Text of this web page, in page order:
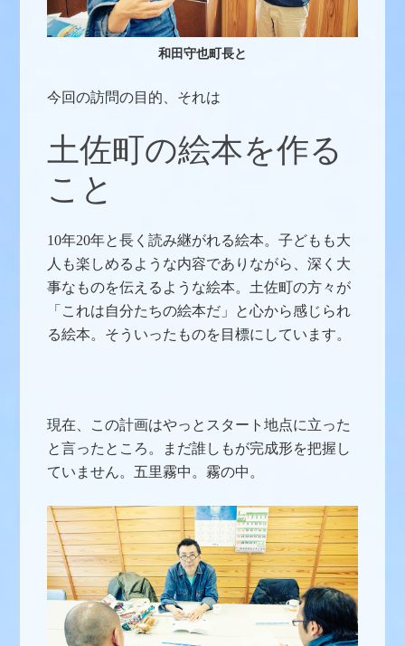
和田守也町長と
今回の訪問の目的、それは
土佐町の絵本を作る
こと
10年20年と長く読み継がれる絵本。子どもも大
人も楽しめるような内容でありながら、深く大
事なものを伝えるような絵本。土佐町の方々が
「これは自分たちの絵本だ」と心から感じられ
る絵本。そういったものを目標にしています。
現在、この計画はやっとスタート地点に立った
と言ったところ。まだ誰しもが完成形を把握し
ていません。五里霧中。霧の中。